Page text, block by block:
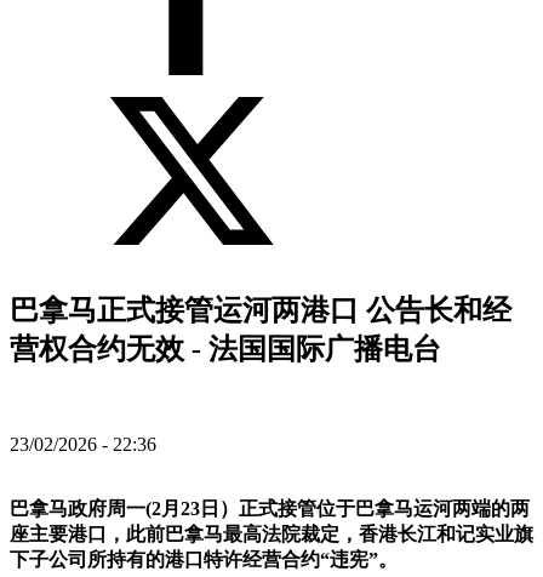
巴拿马正式接管运河两港口 公告长和经
营权合约无效 - 法国国际广播电台
23/02/2026 - 22:36
巴拿马政府周一(2月23日）正式接管位于巴拿马运河两端的两
座主要港口，此前巴拿马最高法院裁定，香港长江和记实业旗
下子公司所持有的港口特许经营合约“违宪”。